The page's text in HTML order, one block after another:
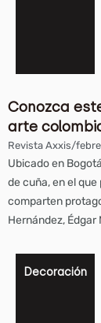
Conozca
arte
Revista Axxis/
Ubicado en
de cuña, en el
comparten
Hernández, Édgar
Decoración